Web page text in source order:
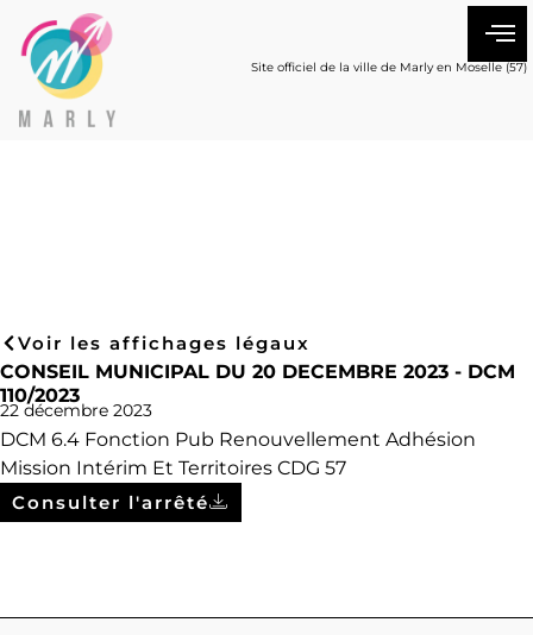
Site officiel de la ville de Marly en Moselle (57)
Voir les affichages légaux
CONSEIL MUNICIPAL DU 20 DECEMBRE 2023 - DCM
110/2023
22 décembre 2023
DCM 6.4 Fonction Pub Renouvellement Adhésion
Mission Intérim Et Territoires CDG 57
Consulter l'arrêté